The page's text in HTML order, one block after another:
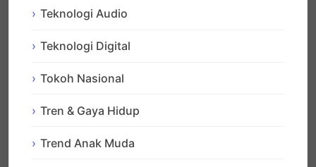
Teknologi Audio
Teknologi Digital
Tokoh Nasional
Tren & Gaya Hidup
Trend Anak Muda